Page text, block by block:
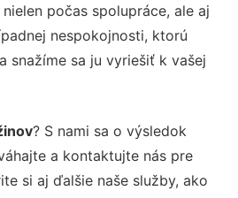
počas spolupráce, ale aj
nespokojnosti, ktorú
snažíme sa ju vyriešiť k vašej
? S nami sa o výsledok
a kontaktujte nás pre
si aj ďalšie naše služby, ako